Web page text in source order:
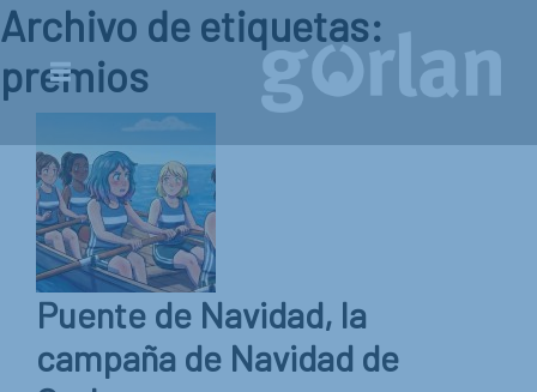
Archivo de etiquetas:
premios
Puente de Navidad, la
campaña de Navidad de